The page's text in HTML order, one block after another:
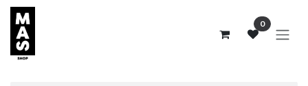
Overslaan naar inhoud
0